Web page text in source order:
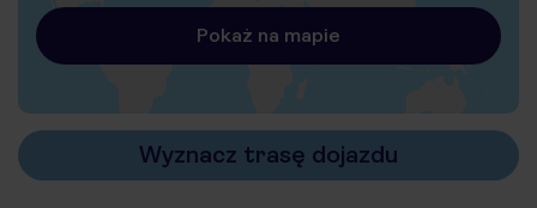
Pokaż na mapie
Wyznacz trasę dojazdu